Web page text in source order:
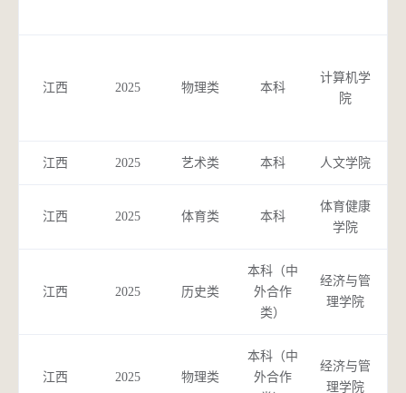
江西 2025 物理类 本科
计算机学
院
江西 2025 艺术类 本科 人文学院
江西 2025 体育类 本科
体育健康
学院
江西 2025 历史类
本科（中
外合作
类）
经济与管
理学院
江西 2025 物理类
本科（中
外合作
经济与管
理学院